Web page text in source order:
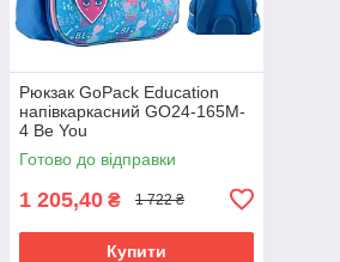
Рюкзак GoPack Education
напівкаркасний GO24-165M-
4 Be You
Готово до відправки
1 205,40 ₴ 1 722 ₴
Купити